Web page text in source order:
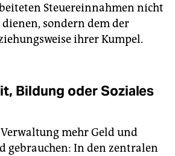
Steuereinnahmen nicht
sondern dem der
ihrer Kumpel.
Bildung oder Soziales
mehr Geld und
gebrauchen: In den zentralen